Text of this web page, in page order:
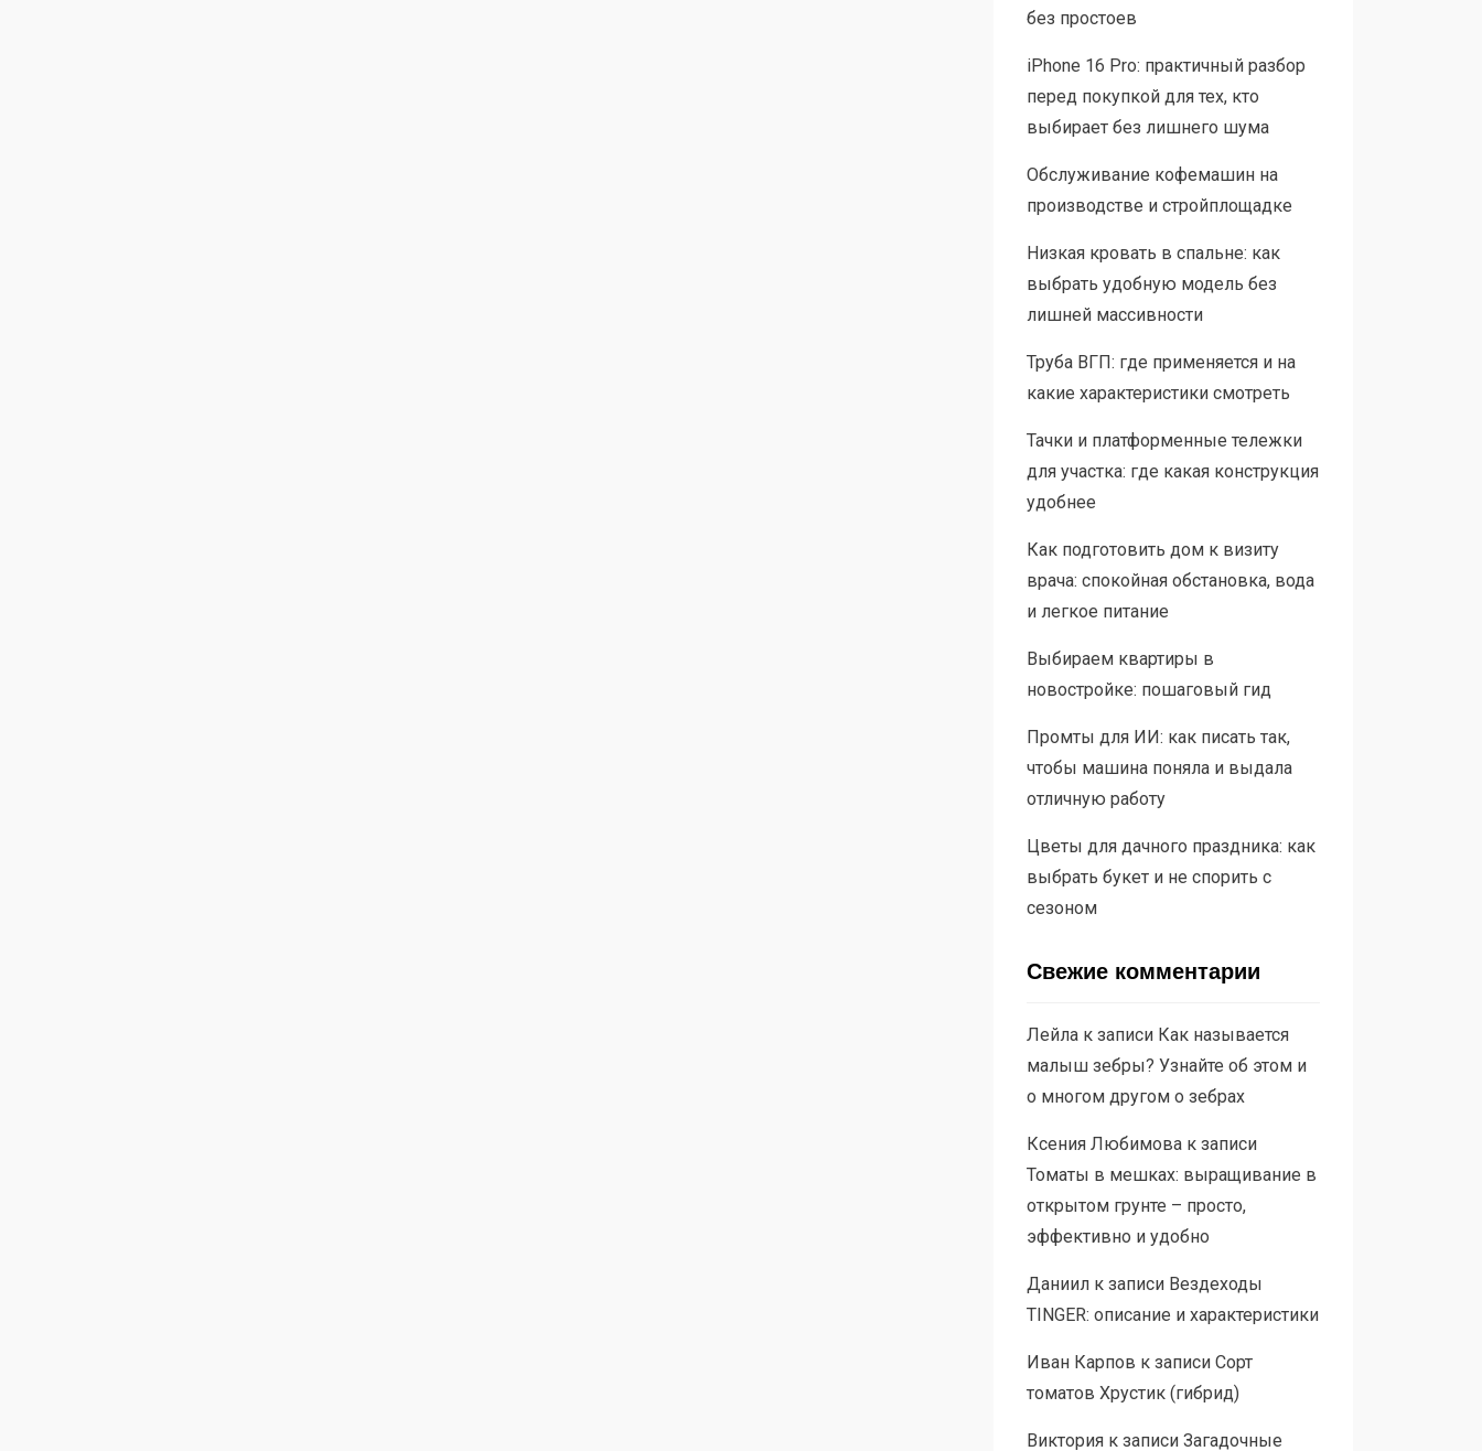
без простоев
iPhone 16 Pro: практичный разбор
перед покупкой для тех, кто
выбирает без лишнего шума
Обслуживание кофемашин на
производстве и стройплощадке
Низкая кровать в спальне: как
выбрать удобную модель без
лишней массивности
Труба ВГП: где применяется и на
какие характеристики смотреть
Тачки и платформенные тележки
для участка: где какая конструкция
удобнее
Как подготовить дом к визиту
врача: спокойная обстановка, вода
и легкое питание
Выбираем квартиры в
новостройке: пошаговый гид
Промты для ИИ: как писать так,
чтобы машина поняла и выдала
отличную работу
Цветы для дачного праздника: как
выбрать букет и не спорить с
сезоном
Свежие комментарии
Лейлак записи Как называется
малыш зебры? Узнайте об этом и
о многом другом о зебрах
Ксения Любимовак записи
Томаты в мешках: выращивание в
открытом грунте – просто,
эффективно и удобно
Даниилк записи Вездеходы
TINGER: описание и характеристики
Иван Карпов к записи Сорт
томатов Хрустик (гибрид)
Викторияк записи Загадочные